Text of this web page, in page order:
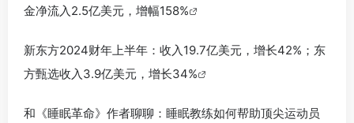
金净流入2.5亿美元，增幅158%
新东方2024财年上半年：收入19.7亿美元，增长42%；东
方甄选收入3.9亿美元，增长34%
和《睡眠革命》作者聊聊：睡眠教练如何帮助顶尖运动员